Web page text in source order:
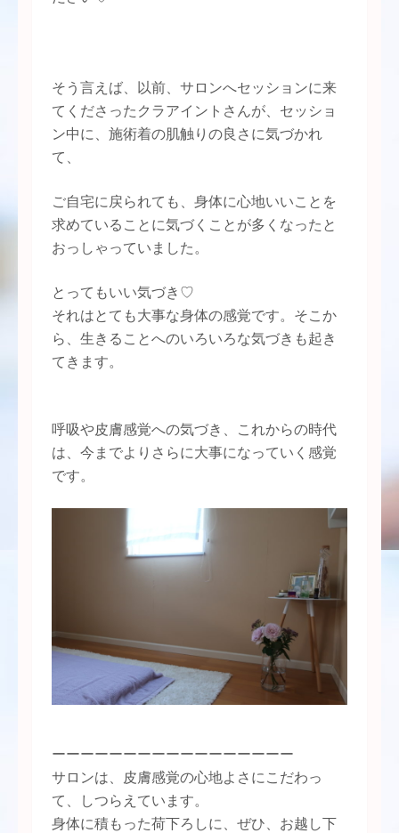
そう言えば、以前、サロンへセッションに来
てくださったクラアイントさんが、セッショ
ン中に、施術着の肌触りの良さに気づかれ
て、
ご自宅に戻られても、身体に心地いいことを
求めていることに気づくことが多くなったと
おっしゃっていました。
とってもいい気づき♡
それはとても大事な身体の感覚です。そこか
ら、生きることへのいろいろな気づきも起き
てきます。
呼吸や皮膚感覚への気づき、これからの時代
は、今までよりさらに大事になっていく感覚
です。
ーーーーーーーーーーーーーーーーー
サロンは、皮膚感覚の心地よさにこだわっ
て、しつらえています。
身体に積もった荷下ろしに、ぜひ、お越し下